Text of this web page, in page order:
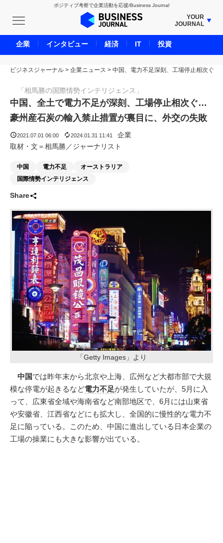
ポジティブ考察で企業活動を応援/Business Journal
YOUR
JOURNAL
BUSINESS JOURNAL
UNICORN JOURNAL
CARBON CREDITS JOURNAL
IVS JOURNAL
ENERGY MANAGEMENT JOURNAL
INBOUND JOURNAL
LIFE ENDING JOURNAL
AI JOURNAL
SMART MARKETING JOURNAL
ビジネスジャーナル > 企業ニュース > 中国、電力不足深刻、工場停止相次ぐ
「相馬勝の国際情勢インテリジェンス」
中国、全土で電力不足が深刻、工場停止相次ぐ…
豪州産石炭の輸入禁止措置が裏目に、外交の失敗
2021.07.01 06:00 2024.01.31 11:41
企業
取材・文＝相馬勝／ジャーナリスト
中国 電力不足
オーストラリア
国際情勢インテリジェンス
Share
「Getty Images」より
中国では昨年末から北京や上海、広州など大都市部で大規
模な停電が起きるなど電力不足が発生していたが、5月に入
って、広東省全域や海南省など南部地区で、6月には山東省
や安徽省、江西省などにも拡大し、全国的に慢性的な電力不
足に陥っている。このため、中国に進出している日本企業の
工場の操業にも大きな影響が出ている。
企業 インタビュー 経済 IT 投資